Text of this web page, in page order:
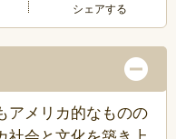
シェアする
アメリカ的なものの